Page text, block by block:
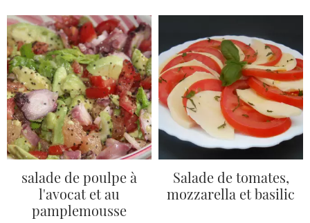
salade de poulpe à
l'avocat et au
pamplemousse
Salade de tomates,
mozzarella et basilic